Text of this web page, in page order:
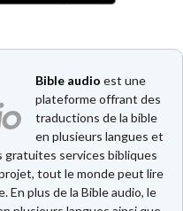
Bible audio est une
plateforme offrant des
traductions de la bible
en plusieurs langues et
gratuites services bibliques
tout le monde peut lire
En plus de la Bible audio, le